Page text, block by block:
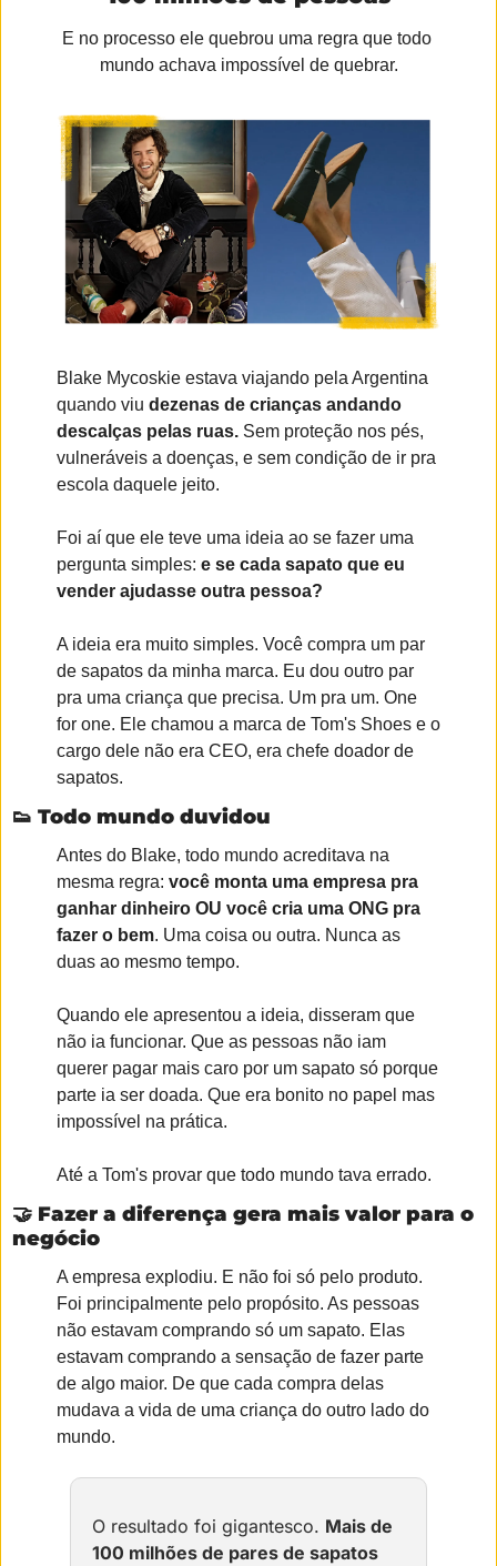
E no processo ele quebrou uma regra que todo
mundo achava impossível de quebrar.
Blake Mycoskie estava viajando pela Argentina
quando viu dezenas de crianças andando
descalças pelas ruas. Sem proteção nos pés,
vulneráveis a doenças, e sem condição de ir pra
escola daquele jeito.
Foi aí que ele teve uma ideia ao se fazer uma
pergunta simples: e se cada sapato que eu
vender ajudasse outra pessoa?
A ideia era muito simples. Você compra um par
de sapatos da minha marca. Eu dou outro par
pra uma criança que precisa. Um pra um. One
for one. Ele chamou a marca de Tom's Shoes e o
cargo dele não era CEO, era chefe doador de
sapatos.
👟 Todo mundo duvidou
Antes do Blake, todo mundo acreditava na
mesma regra: você monta uma empresa pra
ganhar dinheiro OU você cria uma ONG pra
fazer o bem. Uma coisa ou outra. Nunca as
duas ao mesmo tempo.
Quando ele apresentou a ideia, disseram que
não ia funcionar. Que as pessoas não iam
querer pagar mais caro por um sapato só porque
parte ia ser doada. Que era bonito no papel mas
impossível na prática.
Até a Tom's provar que todo mundo tava errado.
🤝 Fazer a diferença gera mais valor para o
negócio
A empresa explodiu. E não foi só pelo produto.
Foi principalmente pelo propósito. As pessoas
não estavam comprando só um sapato. Elas
estavam comprando a sensação de fazer parte
de algo maior. De que cada compra delas
mudava a vida de uma criança do outro lado do
mundo.
O resultado foi gigantesco. Mais de
100 milhões de pares de sapatos